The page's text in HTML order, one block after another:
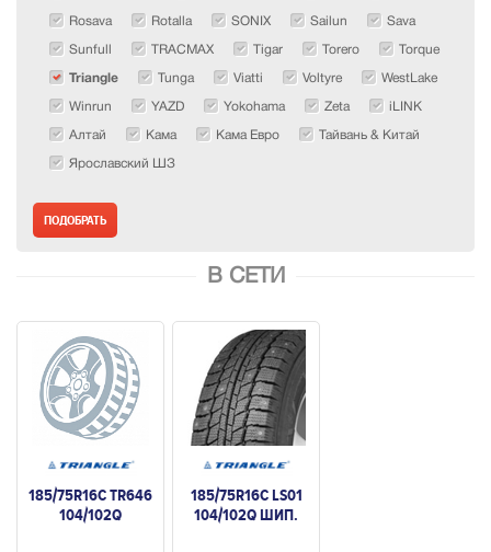
Rosava Rotalla SONIX Sailun Sava
Sunfull TRACMAX Tigar Torero Torque
Triangle Tunga Viatti Voltyre WestLake
Winrun YAZD Yokohama Zeta iLINK
Алтай Кама Кама Евро Тайвань & Китай
Ярославский ШЗ
В СЕТИ
185/75R16C TR646
104/102Q
185/75R16C LS01
104/102Q ШИП.